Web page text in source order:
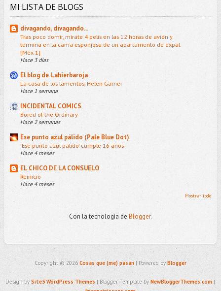
MI LISTA DE BLOGS
divagando, divagando...
Tras poco domir, mírate 4 pelis en las 12 horas de avión y
termina en la cama esponjosa de un apartamento de expat
[Méx 1]
Hace 3 días
El blog de Lahierbaroja
La casa de los lamentos, Helen Garner
Hace 1 semana
INCIDENTAL COMICS
Bored of the Ordinary
Hace 2 semanas
Ese punto azul pálido (Pale Blue Dot)
'Ese punto azul pálido' cumple 16 años
Hace 4 meses
EL CHICO DE LA CONSUELO
Reinicio
Hace 4 meses
Mostrar todo
Con la tecnología de Blogger.
Copyright © 2026Cosas que (me) pasan| Powered byBlogger
Design bySite5 WordPress Themes | Blogger Template byNewBloggerThemes.com |